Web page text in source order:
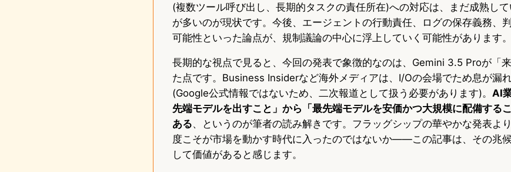
(複数ツール呼び出し、長期的タスクの責任所在)への対応は、まだ成熟し
が多いのが現状です。今後、エージェントの行動責任、ログの保存義務、
可能性といった論点が、規制議論の中心に浮上していく可能性があります。
長期的な視点で見ると、今回の発表で象徴的なのは、Gemini 3.5 Proが「
た点です。Business Insiderなど海外メディアは、I/Oの会場でため息が漏
(Google公式情報ではないため、二次報道として扱う必要があります)。 AI
先端モデルを出すこと」から「最先端モデルを安価かつ大規模に配備する
ある、というのが筆者の読み解きです。フラッグシップの華やかな発表よ
度こそが市場を動かす時代に入ったのではないか――この記事は、その兆
して価値があると感じます。